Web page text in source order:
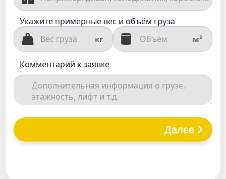
Укажите примерные вес и объём груза
кг м³
Комментарий к заявке
Далее